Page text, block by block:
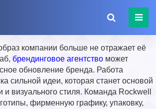
компании больше не отражает её
брендинговое агентство может
обновление бренда. Работа
сильной идеи, которая станет основой
и визуального стиля. Команда Rockwell
фирменную графику, упаковку,